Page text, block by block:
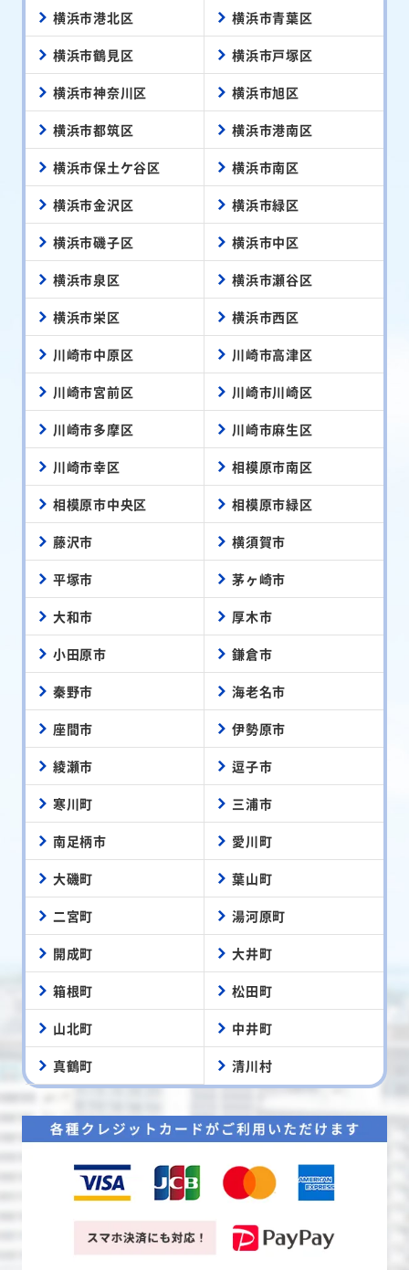
横浜市港北区 横浜市青葉区
横浜市鶴見区 横浜市戸塚区
横浜市神奈川区 横浜市旭区
横浜市都筑区 横浜市港南区
横浜市保土ケ谷区 横浜市南区
横浜市金沢区 横浜市緑区
横浜市磯子区 横浜市中区
横浜市泉区 横浜市瀬谷区
横浜市栄区 横浜市西区
川崎市中原区 川崎市高津区
川崎市宮前区 川崎市川崎区
川崎市多摩区 川崎市麻生区
川崎市幸区 相模原市南区
相模原市中央区 相模原市緑区
藤沢市 横須賀市
平塚市 茅ヶ崎市
大和市 厚木市
小田原市 鎌倉市
秦野市 海老名市
座間市 伊勢原市
綾瀬市 逗子市
寒川町 三浦市
南足柄市 愛川町
大磯町 葉山町
二宮町 湯河原町
開成町 大井町
箱根町 松田町
山北町 中井町
真鶴町 清川村